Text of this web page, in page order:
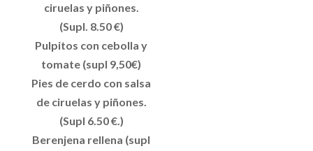
ciruelas y piñones.
(Supl. 8.50 €)
Pulpitos con cebolla y
tomate (supl 9,50€)
Pies de cerdo con salsa
de ciruelas y piñones.
(Supl 6.50 €.)
Berenjena rellena (supl